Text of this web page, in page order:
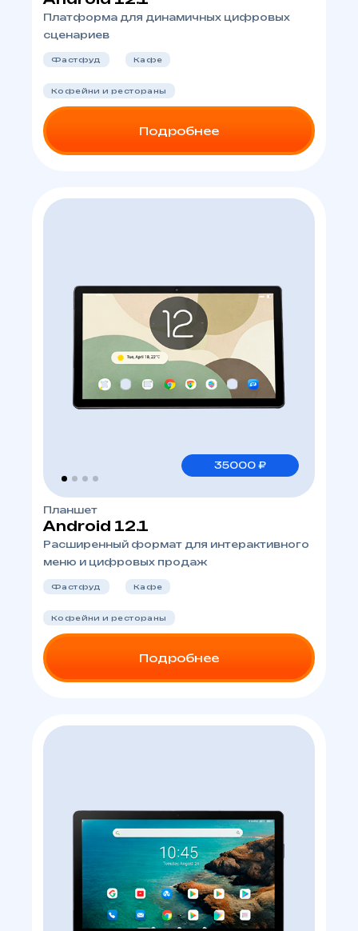
Платформа для динамичных цифровых
сценариев
Фастфуд Кафе
Кофейни и рестораны
Подробнее
35000 ₽
Планшет
Android 12.1
Расширенный формат для интерактивного
меню и цифровых продаж
Фастфуд Кафе
Кофейни и рестораны
Подробнее